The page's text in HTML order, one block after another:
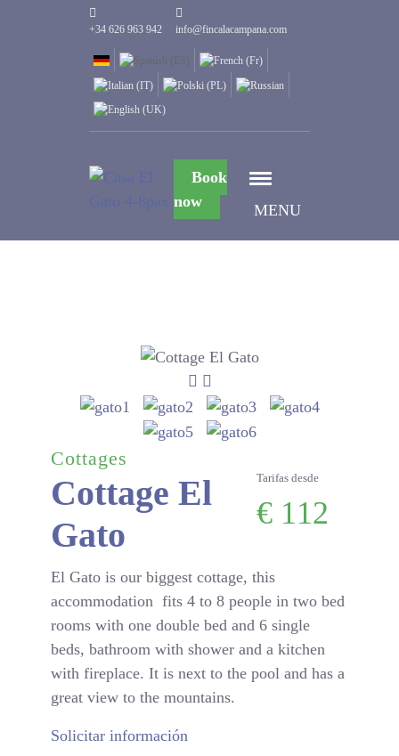
+34 626 963 942 info@fincalacampana.com
MENU
Book
now
Cottage El
Gato
Cottages
Tarifas desde
€ 112
El Gato is our biggest cottage, this
accommodation fits 4 to 8 people in two bed
rooms with one double bed and 6 single
beds, bathroom with shower and a kitchen
with fireplace. It is next to the pool and has a
great view to the mountains.
Solicitar información